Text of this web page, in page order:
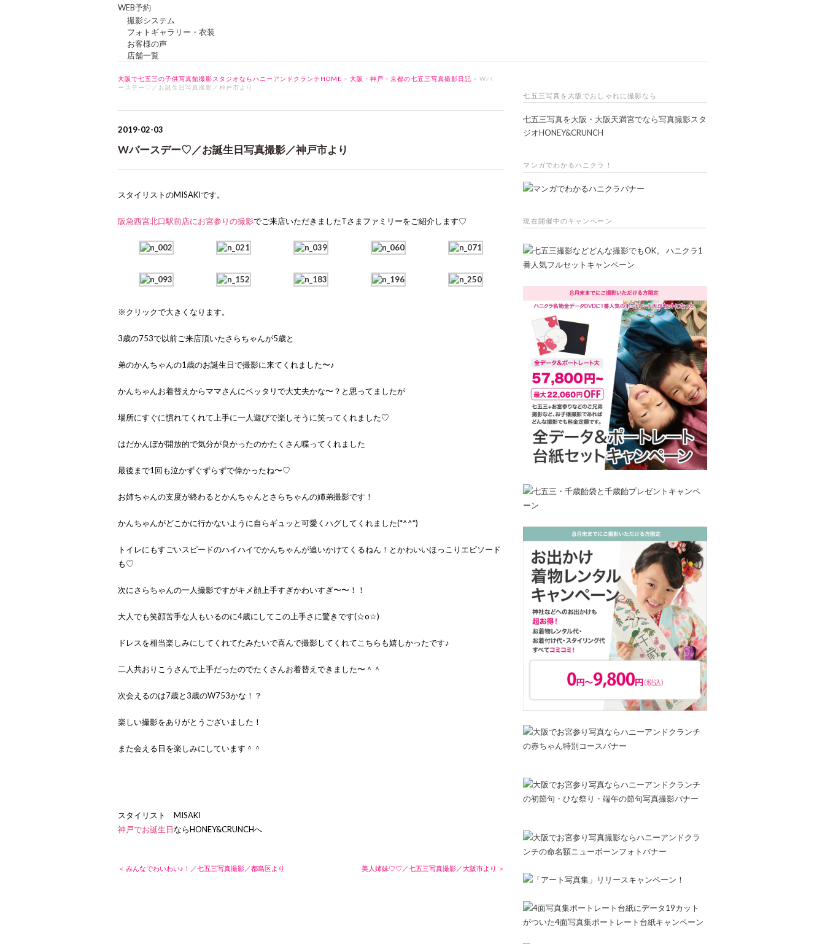
WEB予約
撮影システム
フォトギャラリー・衣装
お客様の声
店舗一覧
大阪で七五三の子供写真館撮影スタジオならハニーアンドクランチHOME > 大阪・神戸・京都の七五三写真撮影日記 > Wバ
ースデー♡／お誕生日写真撮影／神戸市より
2019-02-03
Wバースデー♡／お誕生日写真撮影／神戸市より
スタイリストのMISAKIです。
阪急西宮北口駅前店にお宮参りの撮影でご来店いただきましたTさまファミリーをご紹介します♡
※クリックで大きくなります。
3歳の753で以前ご来店頂いたさらちゃんが5歳と
弟のかんちゃんの1歳のお誕生日で撮影に来てくれました〜♪
かんちゃんお着替えからママさんにベッタリで大丈夫かな〜？と思ってましたが
場所にすぐに慣れてくれて上手に一人遊びで楽しそうに笑ってくれました♡
はだかんぼが開放的で気分が良かったのかたくさん喋ってくれました
最後まで1回も泣かずぐずらずで偉かったね〜♡
お姉ちゃんの支度が終わるとかんちゃんとさらちゃんの姉弟撮影です！
かんちゃんがどこかに行かないように自らギュッと可愛くハグしてくれました(*^^*)
トイレにもすごいスピードのハイハイでかんちゃんが追いかけてくるねん！とかわいいほっこりエピソード
も♡
次にさらちゃんの一人撮影ですがキメ顔上手すぎかわいすぎ〜〜！！
大人でも笑顔苦手な人もいるのに4歳にしてこの上手さに驚きです(☆o☆)
ドレスを相当楽しみにしてくれてたみたいで喜んで撮影してくれてこちらも嬉しかったです♪
二人共おりこうさんで上手だったのでたくさんお着替えできました〜＾＾
次会えるのは7歳と3歳のW753かな！？
楽しい撮影をありがとうございました！
また会える日を楽しみにしています＾＾
スタイリスト MISAKI
神戸でお誕生日ならHONEY&CRUNCHへ
＜ みんなでわいわい♪！／七五三写真撮影／都島区より 美人姉妹♡♡／七五三写真撮影／大阪市より ＞
七五三写真を大阪でおしゃれに撮影なら
七五三写真を大阪・大阪天満宮でなら写真撮影スタ
ジオHONEY&CRUNCH
マンガでわかるハニクラ！
現在開催中のキャンペーン